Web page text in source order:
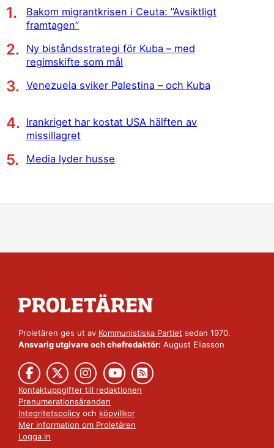
Bakom migrantkrisen i Ceuta: ”Avsiktligt
framtagen”
Ny biståndsstrategi för Kuba – med
regimskifte som mål
Venezuela sviker Palestina – och Kuba
Irankriget har kostat USA hälften av
missillagret
Media lyder husse
Proletären ges ut av Kommunistiska Partiet sedan 1970.
Ansvarig utgivare och chefredaktör: August Eliasson
Kontaktuppgifter till redaktionen
Prenumerationsärenden
Integritetspolicy och köpvillkor
Mer information om Proletären
Logga in